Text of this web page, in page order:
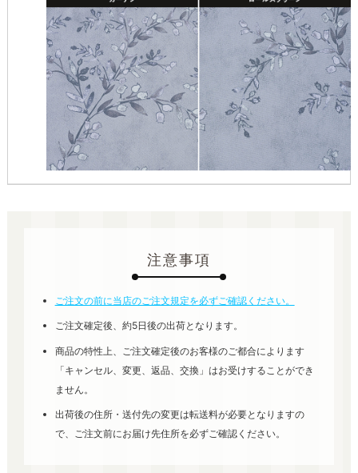
注意事項
ご注文の前に当店のご注文規定を必ずご確認ください。
ご注文確定後、約5日後の出荷となります。
商品の特性上、ご注文確定後のお客様のご都合によります
「キャンセル、変更、返品、交換」はお受けすることができ
ません。
出荷後の住所・送付先の変更は転送料が必要となりますの
で、ご注文前にお届け先住所を必ずご確認ください。